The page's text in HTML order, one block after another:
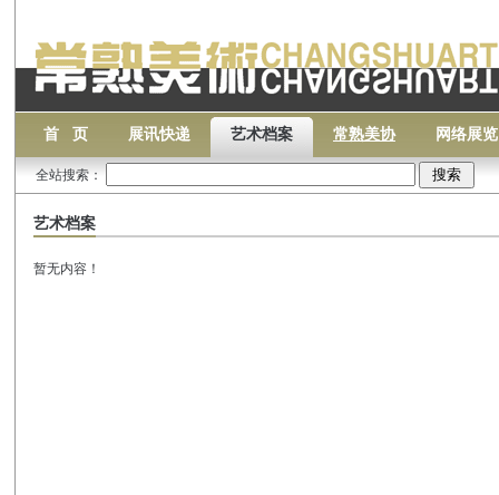
首 页 展讯快递 艺术档案 常熟美协 网络展览
全站搜索：
艺术档案
暂无内容！